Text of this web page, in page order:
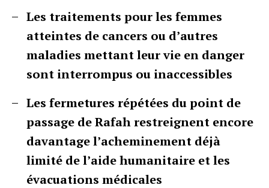
Les traitements pour les femmes
atteintes de cancers ou d’autres
maladies mettant leur vie en danger
sont interrompus ou inaccessibles
Les fermetures répétées du point de
passage de Rafah restreignent encore
davantage l’acheminement déjà
limité de l’aide humanitaire et les
évacuations médicales